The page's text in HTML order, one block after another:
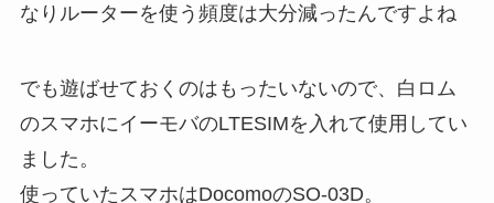
なりルーターを使う頻度は大分減ったんですよね
でも遊ばせておくのはもったいないので、白ロム
のスマホにイーモバのLTESIMを入れて使用してい
ました。
使っていたスマホはDocomoのSO-03D。